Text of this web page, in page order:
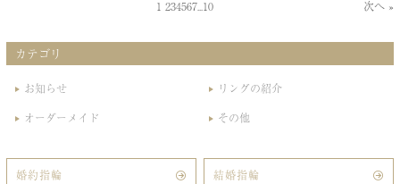
1 234567...10 次へ »
カテゴリ
お知らせ
リングの紹介
オーダーメイド
その他
婚約指輪 結婚指輪